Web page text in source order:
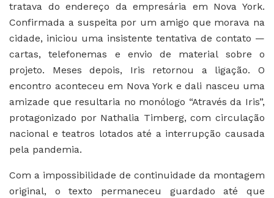
tratava do endereço da empresária em Nova York.
Confirmada a suspeita por um amigo que morava na
cidade, iniciou uma insistente tentativa de contato —
cartas, telefonemas e envio de material sobre o
projeto. Meses depois, Iris retornou a ligação. O
encontro aconteceu em Nova York e dali nasceu uma
amizade que resultaria no monólogo “Através da Iris”,
protagonizado por Nathalia Timberg, com circulação
nacional e teatros lotados até a interrupção causada
pela pandemia.
Com a impossibilidade de continuidade da montagem
original, o texto permaneceu guardado até que